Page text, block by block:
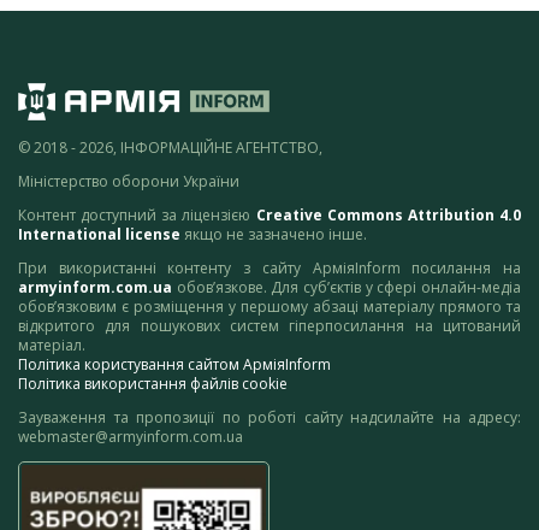
© 2018 - 2026, ІНФОРМАЦІЙНЕ АГЕНТСТВО,
Міністерство оборони України
Контент доступний за ліцензією Creative Commons Attribution 4.0
International license якщо не зазначено інше.
При використанні контенту з сайту АрміяInform посилання на
armyinform.com.ua обов’язкове. Для суб’єктів у сфері онлайн-медіа
обов’язковим є розміщення у першому абзаці матеріалу прямого та
відкритого для пошукових систем гіперпосилання на цитований
матеріал.
Політика користування сайтом АрміяInform
Політика використання файлів cookie
Зауваження та пропозиції по роботі сайту надсилайте на адресу:
webmaster@armyinform.com.ua